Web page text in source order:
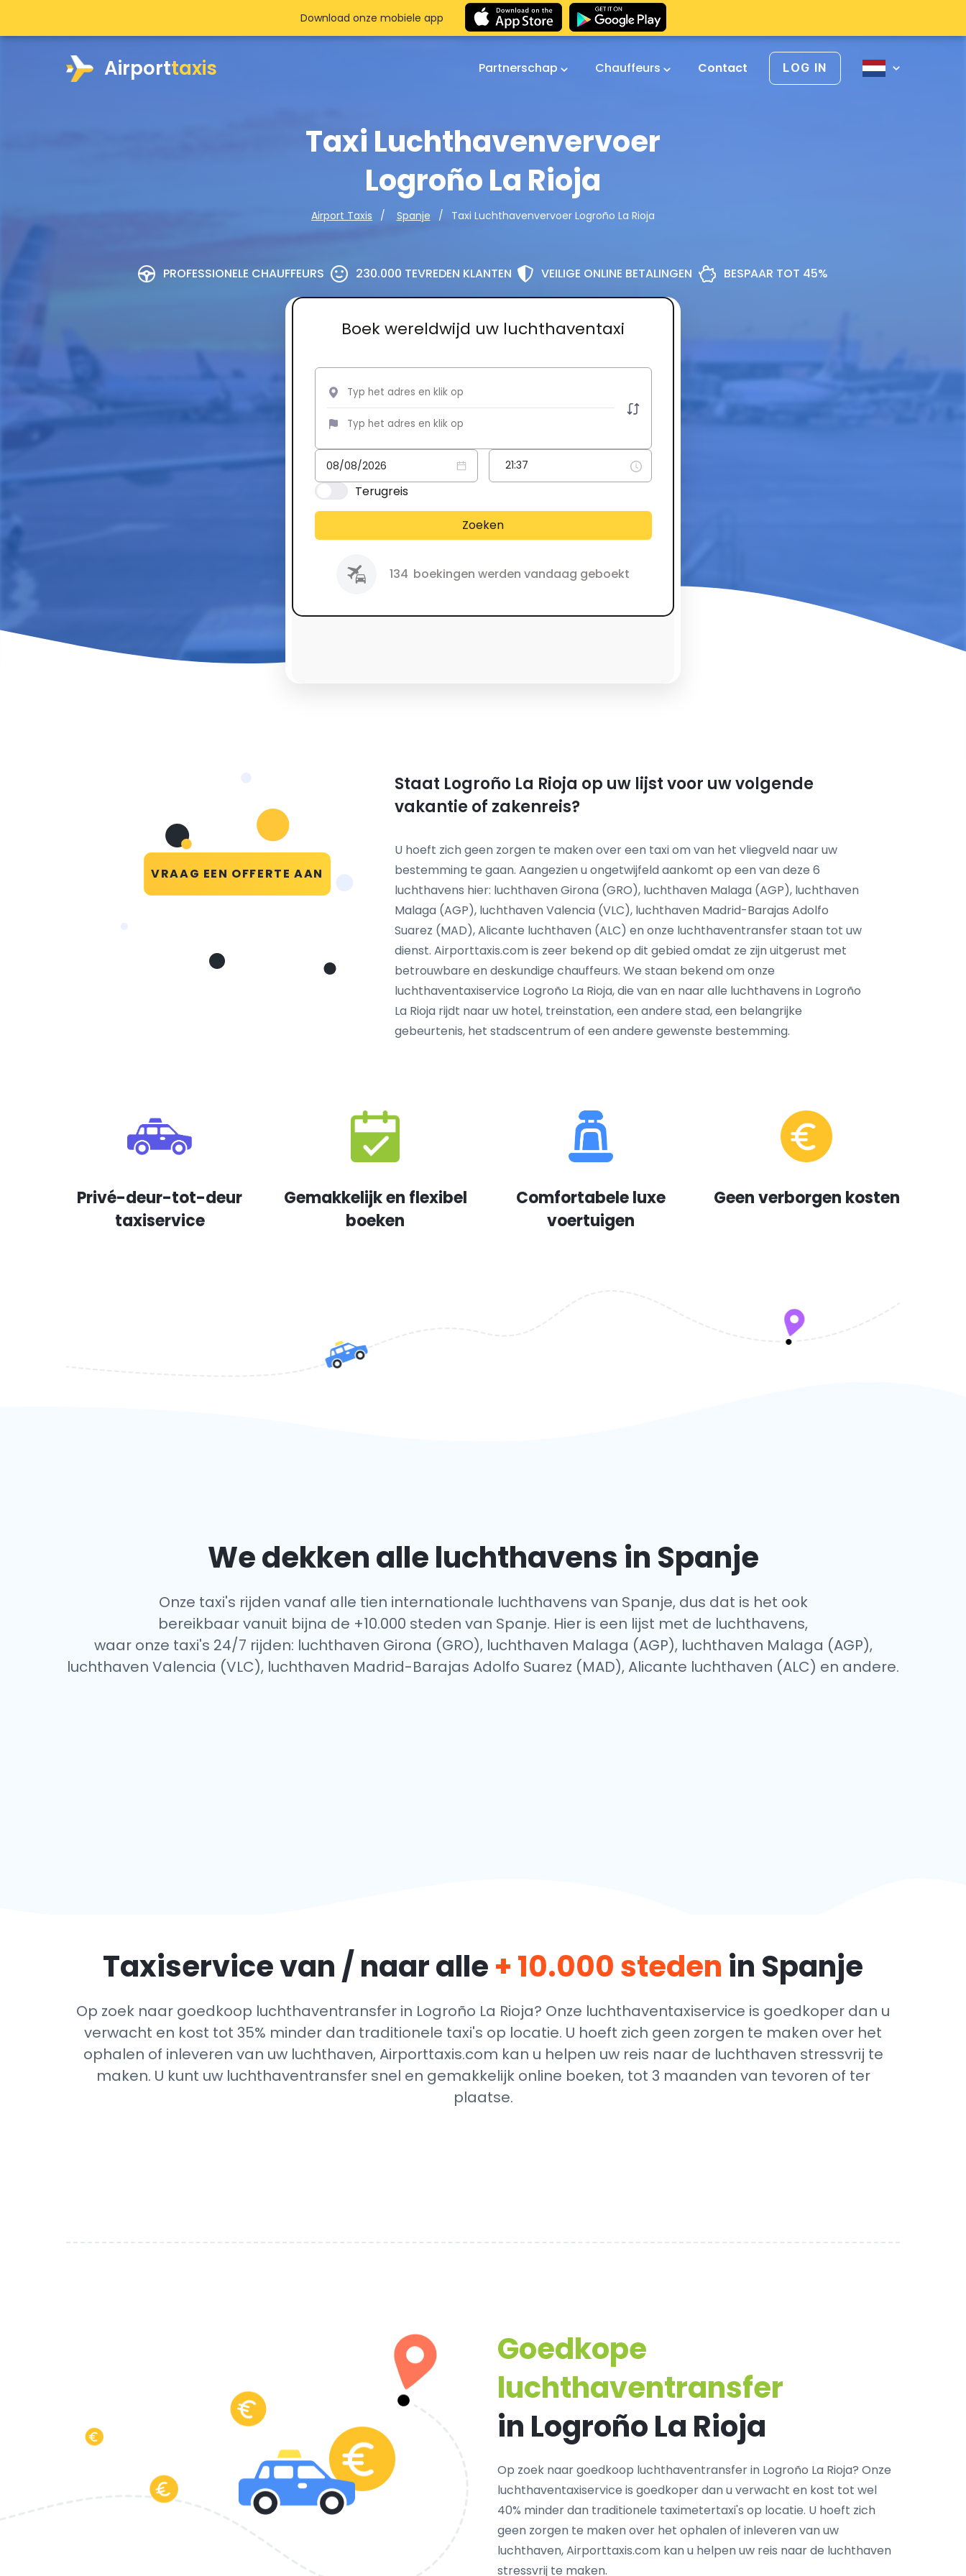
Airporttaxis Partnerschap Chauffeurs Contact LOG IN
Taxi Luchthavenvervoer
Logroño La Rioja
Airport Taxis Spanje Taxi Luchthavenvervoer Logroño La Rioja
PROFESSIONELE CHAUFFEURS 230.000 TEVREDEN KLANTEN VEILIGE ONLINE BETALINGEN BESPAAR TOT 45%
Boek wereldwijd uw luchthaventaxi
Terugreis
Zoeken
134 boekingen werden vandaag geboekt
Download onze mobiele app
VRAAG EEN OFFERTE AAN
Staat Logroño La Rioja op uw lijst voor uw volgende
vakantie of zakenreis?
U hoeft zich geen zorgen te maken over een taxi om van het vliegveld naar uw
bestemming te gaan. Aangezien u ongetwijfeld aankomt op een van deze 6
luchthavens hier: luchthaven Girona (GRO), luchthaven Malaga (AGP), luchthaven
Malaga (AGP), luchthaven Valencia (VLC), luchthaven Madrid-Barajas Adolfo
Suarez (MAD), Alicante luchthaven (ALC) en onze luchthaventransfer staan tot uw
dienst. Airporttaxis.com is zeer bekend op dit gebied omdat ze zijn uitgerust met
betrouwbare en deskundige chauffeurs. We staan bekend om onze
luchthaventaxiservice Logroño La Rioja, die van en naar alle luchthavens in Logroño
La Rioja rijdt naar uw hotel, treinstation, een andere stad, een belangrijke
gebeurtenis, het stadscentrum of een andere gewenste bestemming.
Privé-deur-tot-deur
taxiservice
Gemakkelijk en flexibel
boeken
Comfortabele luxe
voertuigen
Geen verborgen kosten
We dekken alle luchthavens in Spanje
Onze taxi's rijden vanaf alle tien internationale luchthavens van Spanje, dus dat is het ook
bereikbaar vanuit bijna de +10.000 steden van Spanje. Hier is een lijst met de luchthavens,
waar onze taxi's 24/7 rijden: luchthaven Girona (GRO), luchthaven Malaga (AGP), luchthaven Malaga (AGP),
luchthaven Valencia (VLC), luchthaven Madrid-Barajas Adolfo Suarez (MAD), Alicante luchthaven (ALC) en andere.
Taxiservice van / naar alle+ 10.000 steden in Spanje
Op zoek naar goedkoop luchthaventransfer in Logroño La Rioja? Onze luchthaventaxiservice is goedkoper dan u
verwacht en kost tot 35% minder dan traditionele taxi's op locatie. U hoeft zich geen zorgen te maken over het
ophalen of inleveren van uw luchthaven, Airporttaxis.com kan u helpen uw reis naar de luchthaven stressvrij te
maken. U kunt uw luchthaventransfer snel en gemakkelijk online boeken, tot 3 maanden van tevoren of ter
plaatse.
Goedkope
luchthaventransfer
in Logroño La Rioja
Op zoek naar goedkoop luchthaventransfer in Logroño La Rioja? Onze
luchthaventaxiservice is goedkoper dan u verwacht en kost tot wel
40% minder dan traditionele taximetertaxi's op locatie. U hoeft zich
geen zorgen te maken over het ophalen of inleveren van uw
luchthaven, Airporttaxis.com kan u helpen uw reis naar de luchthaven
stressvrij te maken.